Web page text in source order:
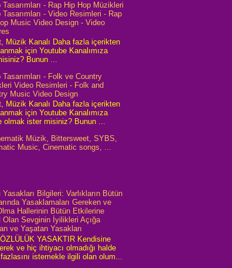
Tasarımları - Rap Hip Hop Müzikleri
Tasarımları - Video Resimleri - Rap
Music Video Design - Video
Müzik Kanalı Daha fazla içerikten
için Youtube Kanalımıza
Bunun ...
Tasarımları - Folk ve Country
Video Resimleri - Folk and
Music Video Design
Müzik Kanalı Daha fazla içerikten
için Youtube Kanalımıza
olmak ister misiniz? Bunun ...
Müzik, Bittersweet, SYBS,
Music, Cinematic songs, ...
Yasakları Bilgileri: Varlıkların Bütün
Yasaklamaları Gereken ve
Hallerinin Bütün Etkilerine
Olan Sevginin İyilikleri Açığa
ve Yaşatan Yasakları
YASAKTIR Kendisine
ve hiç ihtiyacı olmadığı halde
istemekle ilgili olan olum...